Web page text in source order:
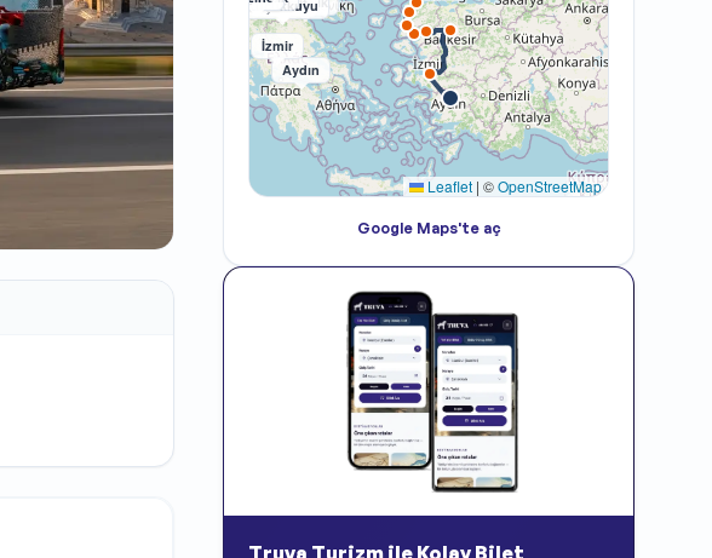
Aydın
İzmir
Küçükkuyu
Leaflet | ©OpenStreetMap
Google Maps'te aç
Truva Turizm ile Kolay Bilet